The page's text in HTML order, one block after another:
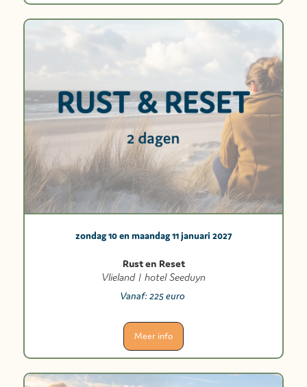
zondag 10 en maandag 11 januari 2027
Rust en Reset
Vlieland | hotel Seeduyn
Vanaf:225 euro
Meer info